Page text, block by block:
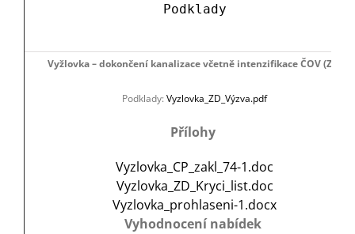
Podklady
Vyžlovka – dokončení kanalizace včetně intenzifikace ČOV (ZD)
Podklady:Vyzlovka_ZD_Výzva.pdf
Přílohy
Vyzlovka_CP_zakl_74-1.doc
Vyzlovka_ZD_Kryci_list.doc
Vyzlovka_prohlaseni-1.docx
Vyhodnocení nabídek